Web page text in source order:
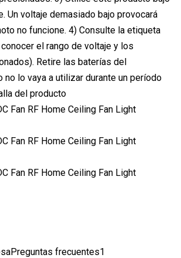
Un voltaje demasiado bajo provocará
no funcione. 4) Consulte la etiqueta
el rango de voltaje y los
Retire las baterías del
no lo vaya a utilizar durante un período
del producto
frecuentes1